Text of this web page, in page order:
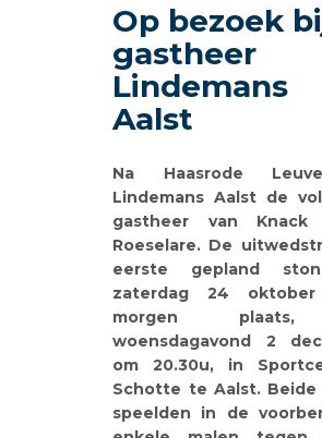
Op bezoek
gastheer
Lindemans
Aalst
Na Haasrode
Lindemans Aalst de
gastheer van Knack
Roeselare. De
eerste gepland
zaterdag 24
morgen
woensdagavond 2
om 20.30u, in
Schotte te Aalst. Beide
speelden in de